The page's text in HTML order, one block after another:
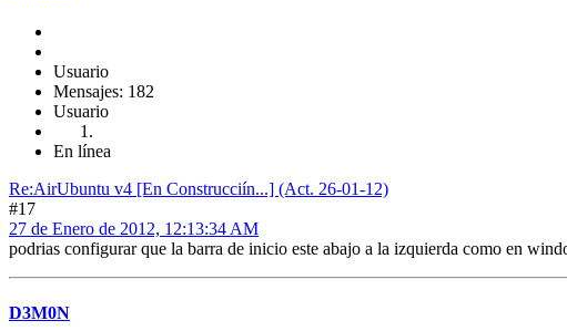
Usuario
Mensajes: 182
Usuario
En línea
Re:AirUbuntu v4 [En Construcciín...] (Act. 26-01-12)
#17
27 de Enero de 2012, 12:13:34 AM
podrias configurar que la barra de inicio este abajo a la izquierda como en
D3M0N